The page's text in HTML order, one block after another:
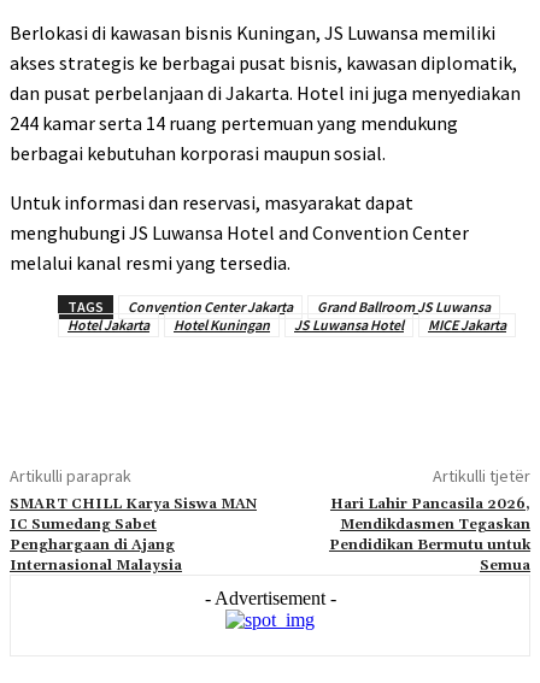
Berlokasi di kawasan bisnis Kuningan, JS Luwansa memiliki
akses strategis ke berbagai pusat bisnis, kawasan diplomatik,
dan pusat perbelanjaan di Jakarta. Hotel ini juga menyediakan
244 kamar serta 14 ruang pertemuan yang mendukung
berbagai kebutuhan korporasi maupun sosial.
Untuk informasi dan reservasi, masyarakat dapat
menghubungi JS Luwansa Hotel and Convention Center
melalui kanal resmi yang tersedia.
TAGS Convention Center Jakarta
Grand Ballroom JS Luwansa
Hotel Jakarta
Hotel Kuningan JS Luwansa Hotel MICE Jakarta
Artikulli paraprak
SMART CHILL Karya Siswa MAN
IC Sumedang Sabet
Penghargaan di Ajang
Internasional Malaysia
Artikulli tjetër
Hari Lahir Pancasila 2026,
Mendikdasmen Tegaskan
Pendidikan Bermutu untuk
Semua
- Advertisement -